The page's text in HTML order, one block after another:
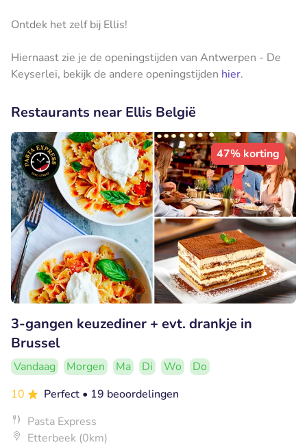
Ontdek het zelf bij Ellis!
Hiernaast zie je de openingstijden van Antwerpen - De
Keyserlei, bekijk de andere openingstijden hier.
Restaurants near Ellis België
47% korting
3-gangen keuzediner + evt. drankje in
Brussel
Vandaag Morgen Ma Di Wo
Do
10
Perfect • 19 beoordelingen
Pasta Express
Etterbeek (0km)